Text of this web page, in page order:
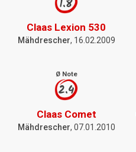
1.8
Claas Lexion 530
Mähdrescher, 16.02.2009
Ø Note
2.4
Claas Comet
Mähdrescher, 07.01.2010